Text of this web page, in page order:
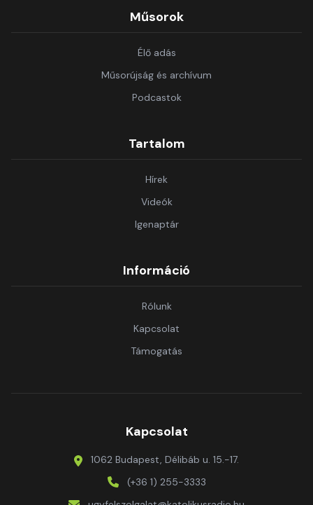
Műsorok
Élő adás
Műsorújság és archívum
Podcastok
Tartalom
Hírek
Videók
Igenaptár
Információ
Rólunk
Kapcsolat
Támogatás
Kapcsolat
1062 Budapest, Délibáb u. 15.-17.
(+36 1) 255-3333